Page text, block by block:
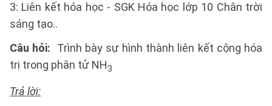
3: Liên kết hóa học - SGK Hóa học lớp 10 Chân trời
sáng tạo..
Câu hỏi:
Trình bày sự hình thành liên kết cộng hóa
trị trong phân tử NH3
Trả lời: